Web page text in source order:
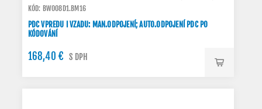
KÓD: BW008D1.BM16
PDC VPREDU I VZADU: MAN.ODPOJENÍ; AUTO.ODPOJENÍ PDC PO
KÓDOVÁNÍ
168,40 € S DPH